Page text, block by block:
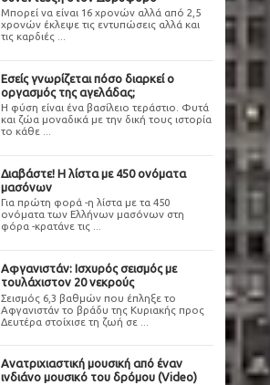
Μπορεί να είναι 16 χρονών αλλά από 2,5
χρονών έκλεψε τις εντυπώσεις αλλά και
τις καρδιές ...
Εσείς γνωρίζεται πόσο διαρκεί ο
οργασμός της αγελάδας;
Η φύση είναι ένα βασίλειο τεράστιο. Φυτά
και ζώα μοναδικά με την δική τους ιστορία
το κάθε ...
Διαβάστε! Η λίστα με 450 ονόματα
μασόνων
Για πρώτη φορά -η λίστα με τα 450
ονόματα των Ελλήνων μασόνων στη
φόρα -κρατάνε τις ...
Αφγανιστάν: Ισχυρός σεισμός με
τουλάχιστον 20 νεκρούς
Σεισμός 6,3 βαθμών που έπληξε το
Αφγανιστάν το βράδυ της Κυριακής προς
Δευτέρα στοίχισε τη ζωή σε ...
Ανατριχιαστική μουσική από έναν
ινδιάνο μουσικό του δρόμου (Video)